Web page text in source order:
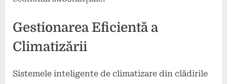
Gestionarea Eficientă a
Climatizării
Sistemele inteligente de climatizare din clădirile